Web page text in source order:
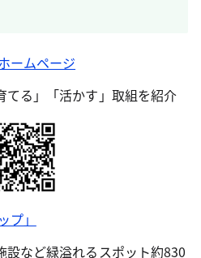
ームページ
てる」「活かす」取組を紹介
プ」
設など緑溢れるスポット約830